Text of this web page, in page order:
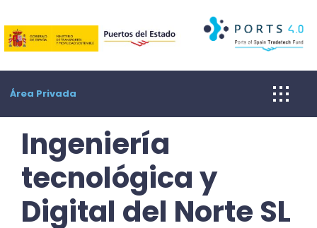
to
content
Área Privada
Ingeniería
tecnológica y
Digital del Norte SL